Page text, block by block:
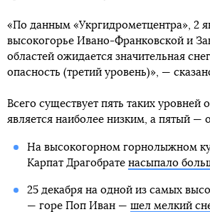
«По данным «Укргидрометцентра», 2
высокогорье Ивано-Франковской и
областей ожидается значительная
опасность (третий уровень)», —
Всего существует пять таких уровней
является наиболее низким, а пятый —
На высокогорном горнолыжном
Карпат Драгобрате насыпало
25 декабря на одной из самых
— горе Поп Иван — шел мелкий